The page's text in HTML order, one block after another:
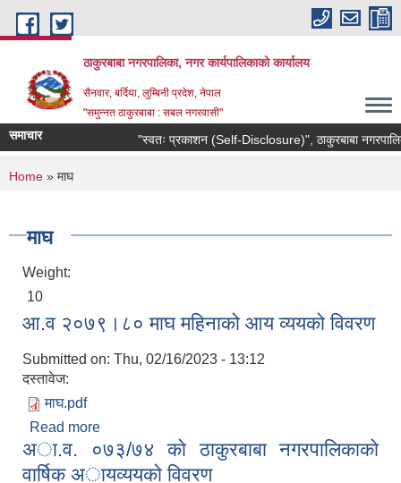
Skip to main content
ठाकुरबाबा नगरपालिका, नगर कार्यपालिकाकाे कार्यालय
सैनवार, बर्दिया, लुम्बिनी प्रदेश, नेपाल
"समुन्‍नत ठाकुरबाबा : सबल नगरवासी"
समाचार "स्वतः प्रकाशन (Self-Disclosure)", ठाकुरबाबा
You are here
Home » माघ
माघ
Weight:
10
आ.व २०७९।८० माघ महिनाको आय व्ययको विवरण
Submitted on: Thu, 02/16/2023 - 13:12
दस्तावेज:
माघ.pdf
Read more
अा.व. ०७३/७४ काे ठाकुरबाबा नगरपालिकाकाे
वार्षिक अायव्ययकाे विवरण